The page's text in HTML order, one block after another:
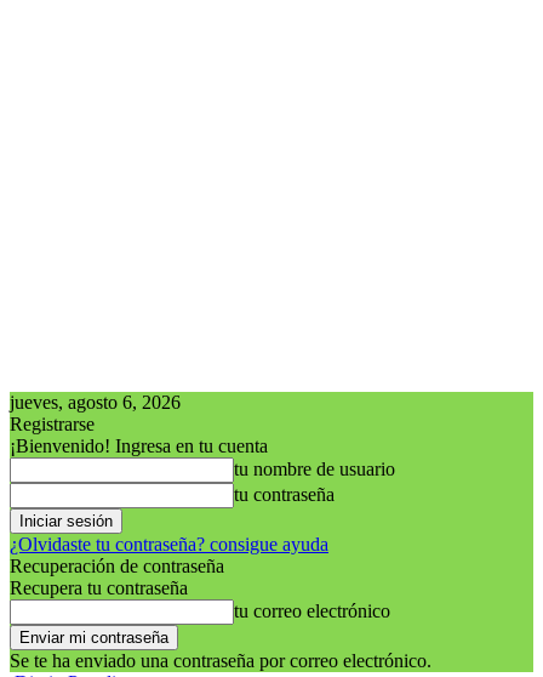
jueves, agosto 6, 2026
Registrarse
¡Bienvenido! Ingresa en tu cuenta
tu nombre de usuario
tu contraseña
¿Olvidaste tu contraseña? consigue ayuda
Recuperación de contraseña
Recupera tu contraseña
tu correo electrónico
Se te ha enviado una contraseña por correo electrónico.